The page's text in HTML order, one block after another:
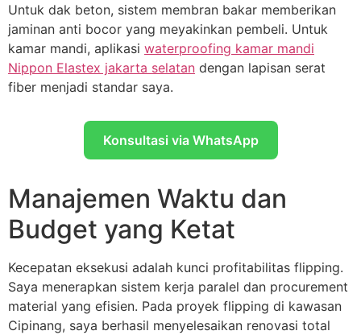
Untuk dak beton, sistem membran bakar memberikan
jaminan anti bocor yang meyakinkan pembeli. Untuk
kamar mandi, aplikasi waterproofing kamar mandi
Nippon Elastex jakarta selatan dengan lapisan serat
fiber menjadi standar saya.
Konsultasi via WhatsApp
Manajemen Waktu dan
Budget yang Ketat
Kecepatan eksekusi adalah kunci profitabilitas flipping.
Saya menerapkan sistem kerja paralel dan procurement
material yang efisien. Pada proyek flipping di kawasan
Cipinang, saya berhasil menyelesaikan renovasi total